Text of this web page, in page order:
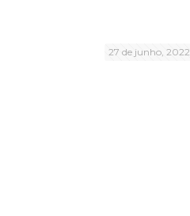
27 de junho, 2022